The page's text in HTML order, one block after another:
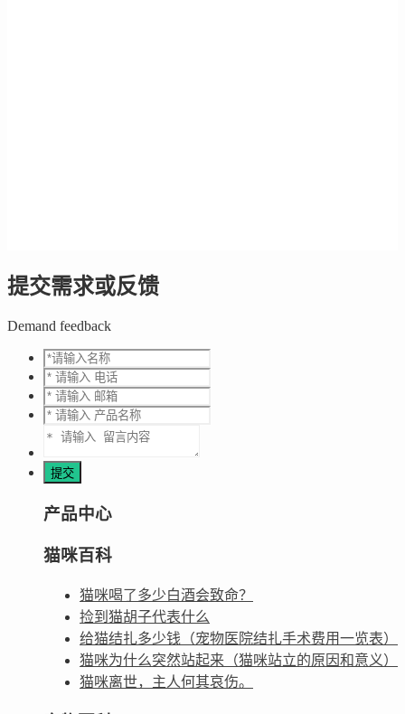
提交需求或反馈
Demand feedback
产品中心
猫咪百科
猫咪喝了多少白酒会致命？
捡到猫胡子代表什么
给猫结扎多少钱（宠物医院结扎手术费用一览表）
猫咪为什么突然站起来（猫咪站立的原因和意义）
猫咪离世，主人何其哀伤。